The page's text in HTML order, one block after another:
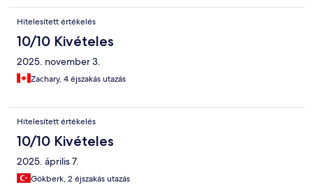
Hitelesített értékelés
10/10 Kivételes
2025. november 3.
Zachary, 4 éjszakás utazás
Hitelesített értékelés
10/10 Kivételes
2025. április 7.
Gökberk, 2 éjszakás utazás